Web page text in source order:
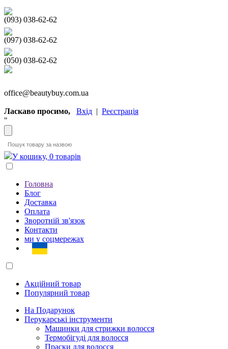
(093) 038-62-62
(097) 038-62-62
(050) 038-62-62
office@beautybuy.com.ua
Ласкаво просимо, Вхід | Реєстрація
"
У кошику, 0 товарів
Головна
Блог
Доставка
Оплата
Зворотній зв'язок
Контакти
ми у соцмережах
Акційний товар
Популярний товар
На Подарунок
Перукарські інструменти
Машинки для стрижки волосся
Термобігуді для волосся
Праски для волосся